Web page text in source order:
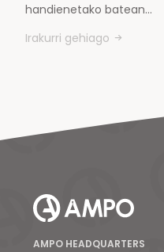
handienetako batean…
Irakurri gehiago
AMPO HEADQUARTERS